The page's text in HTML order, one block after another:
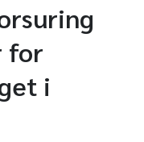
for
i